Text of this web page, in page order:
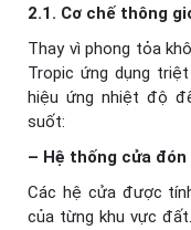
2.1. Cơ chế thông
Thay vì phong tỏa
Tropic ứng dụng
hiệu ứng nhiệt độ
suốt:
– Hệ thống cửa
Các hệ cửa được
của từng khu vực